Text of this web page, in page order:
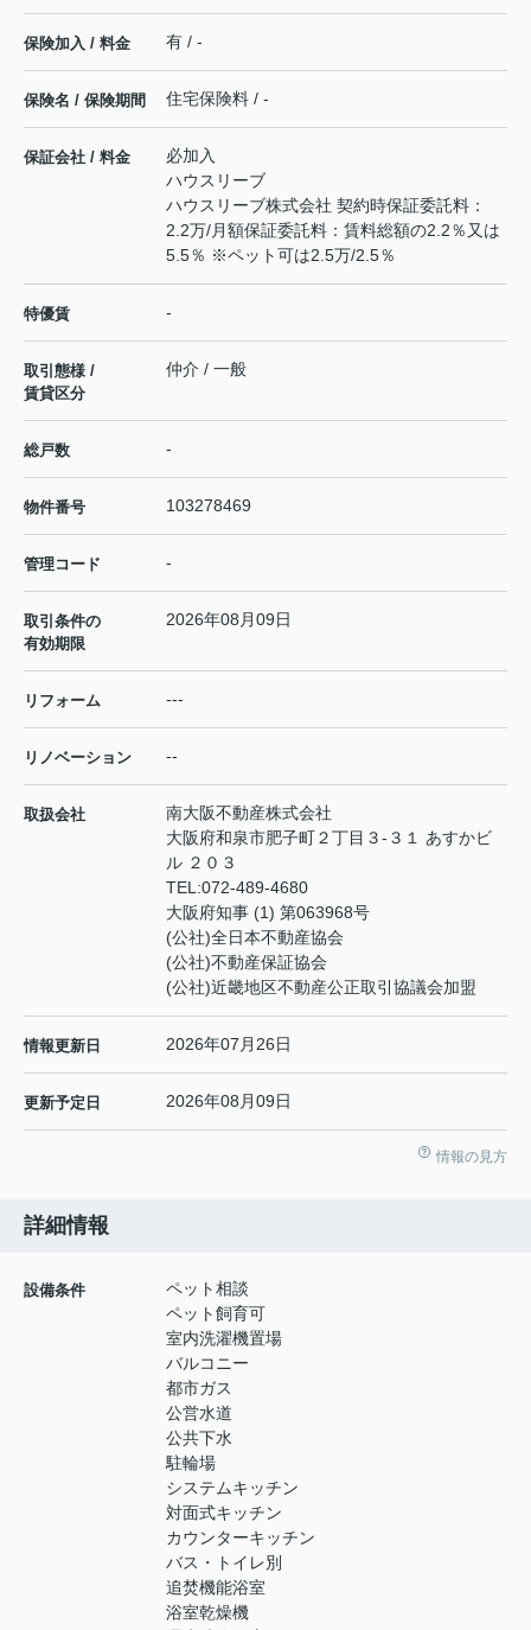
保険加入 / 料金 有 / -
保険名 / 保険期間 住宅保険料 / -
保証会社 / 料金
必加入
ハウスリーブ
ハウスリーブ株式会社 契約時保証委託料：
2.2万/月額保証委託料：賃料総額の2.2％又は
5.5％ ※ペット可は2.5万/2.5％
特優賃 -
取引態様 /
賃貸区分
仲介 / 一般
総戸数 -
物件番号 103278469
管理コード -
取引条件の
有効期限
2026年08月09日
リフォーム ---
リノベーション --
取扱会社
南大阪不動産株式会社
大阪府和泉市肥子町２丁目３-３１ あすかビ
ル ２０３
TEL:072-489-4680
大阪府知事 (1) 第063968号
(公社)全日本不動産協会
(公社)不動産保証協会
(公社)近畿地区不動産公正取引協議会加盟
情報更新日 2026年07月26日
更新予定日 2026年08月09日
情報の見方
詳細情報
設備条件
ペット相談
ペット飼育可
室内洗濯機置場
バルコニー
都市ガス
公営水道
公共下水
駐輪場
システムキッチン
対面式キッチン
カウンターキッチン
バス・トイレ別
追焚機能浴室
浴室乾燥機